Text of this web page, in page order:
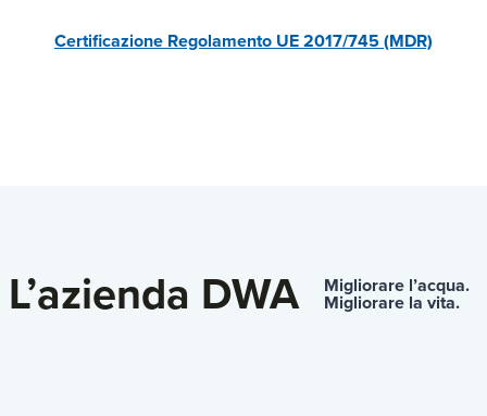
Certificazione Regolamento UE 2017/745 (MDR)
L’azienda DWA Migliorare l’acqua.
Migliorare la vita.